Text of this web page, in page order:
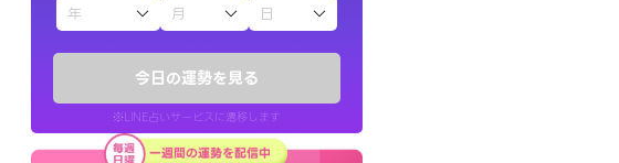
今日の運勢を見る
※LINE占いサービスに遷移します
えもじの子（占）12星座占い
お知らせ
とても前向きな気持ちで、さ
での心のモヤが嘘のように
した。
30代 女性